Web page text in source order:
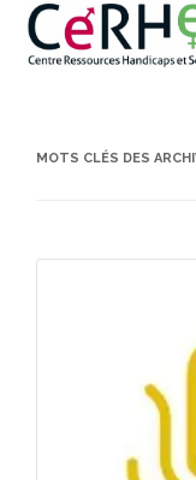
MOTS CLÉS DES